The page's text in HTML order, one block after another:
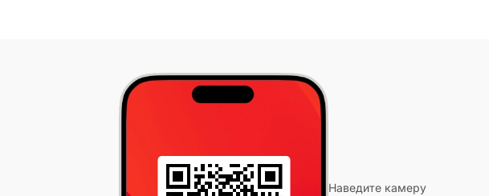
Наведите камеру